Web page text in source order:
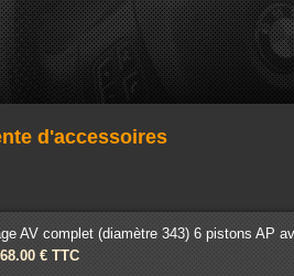
d'accessoires
AV complet (diamètre 343) 6 pistons AP
€ TTC